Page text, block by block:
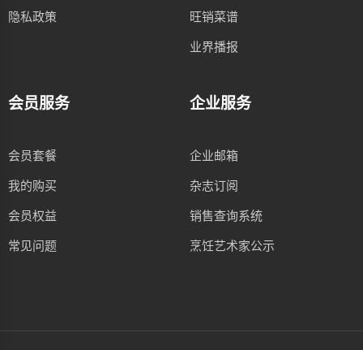
隐私政策
旺销菜谱
业界播报
会员服务
会员套餐
我的购买
会员权益
常见问题
企业服务
企业邮箱
杂志订阅
销售查询系统
烹饪艺术家公示